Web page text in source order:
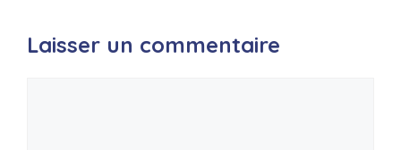
Laisser un commentaire